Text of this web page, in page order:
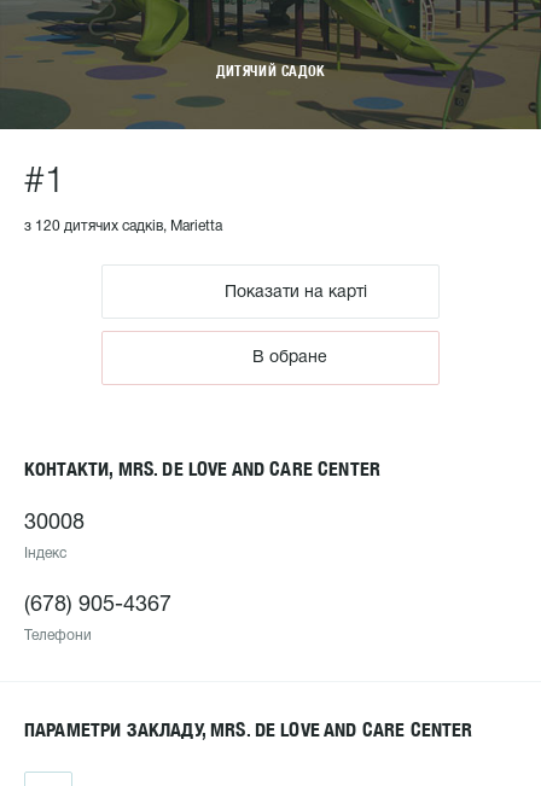
ДИТЯЧИЙ САДОК
#1
з 120 дитячих садків, Marietta
Показати на карті
В обране
КОНТАКТИ, MRS. DE LOVE AND CARE CENTER
30008
Індекс
(678) 905-4367
Телефони
ПАРАМЕТРИ ЗАКЛАДУ, MRS. DE LOVE AND CARE CENTER